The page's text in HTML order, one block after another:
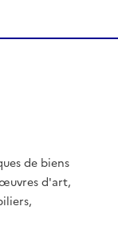
de biens
d'art,